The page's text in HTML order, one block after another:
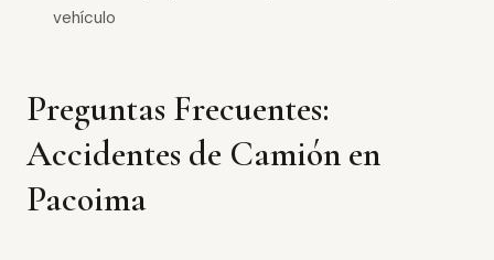
vehículo
Preguntas Frecuentes:
Accidentes de Camión en
Pacoima